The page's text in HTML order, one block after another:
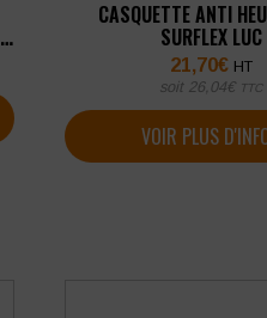
CASQUETTE ANTI
SURFLEX LUC
21,70€ HT
soit 26,04€ TTC
VOIR PLUS